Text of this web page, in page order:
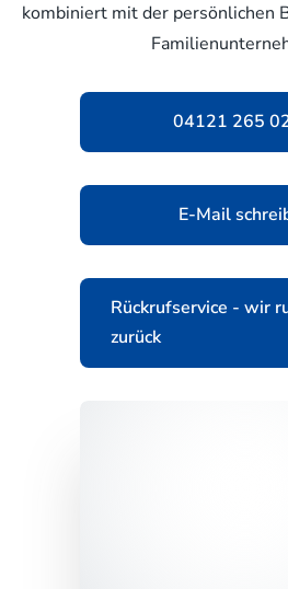
kombiniert mit der persönlichen
04121 265
E-Mail
Rückrufservice - wir
zurück